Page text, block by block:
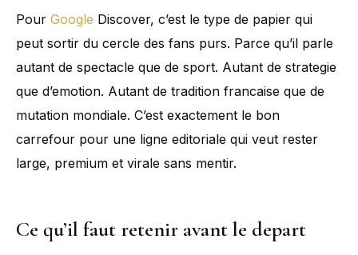
Pour Google Discover, c’est le type de papier qui
peut sortir du cercle des fans purs. Parce qu’il parle
autant de spectacle que de sport. Autant de strategie
que d’emotion. Autant de tradition francaise que de
mutation mondiale. C’est exactement le bon
carrefour pour une ligne editoriale qui veut rester
large, premium et virale sans mentir.
Ce qu’il faut retenir avant le depart